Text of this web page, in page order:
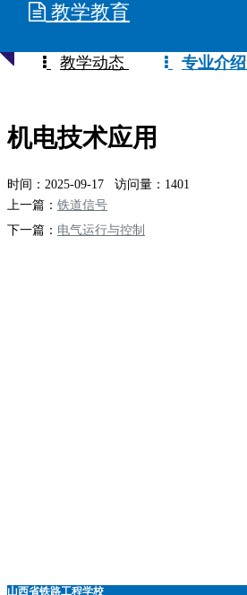
教学教育
教学动态 专业介绍
机电技术应用
时间：2025-09-17 访问量：1401
上一篇： 铁道信号
下一篇： 电气运行与控制
山西省铁路工程学校